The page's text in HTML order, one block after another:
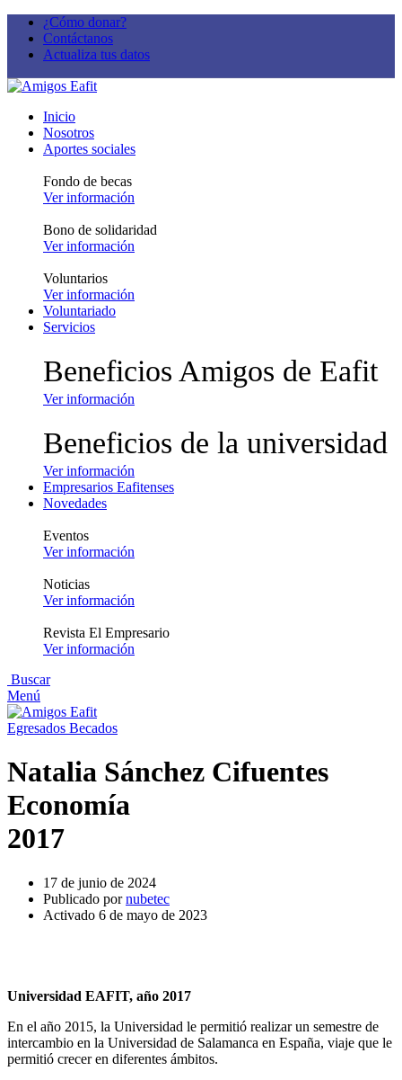
¿Cómo donar?
Contáctanos
Actualiza tus datos
Inicio
Nosotros
Aportes sociales
Fondo de becas
Ver información
Bono de solidaridad
Ver información
Voluntarios
Ver información
Voluntariado
Servicios
Beneficios Amigos de Eafit
Ver información
Beneficios de la universidad
Ver información
Empresarios Eafitenses
Novedades
Eventos
Ver información
Noticias
Ver información
Revista El Empresario
Ver información
Buscar
Menú
Egresados Becados
Natalia Sánchez Cifuentes
Economía
2017
17 de junio de 2024
Publicado por nubetec
Activado 6 de mayo de 2023
Universidad EAFIT, año 2017
En el año 2015, la Universidad le permitió realizar un semestre de
intercambio en la Universidad de Salamanca en España, viaje que le
permitió crecer en diferentes ámbitos.